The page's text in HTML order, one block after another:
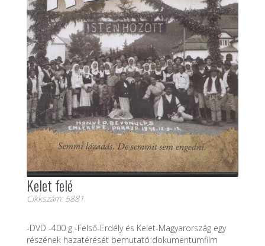
Kelet felé
Cikkszám: 5881
-DVD -400 g -Felső-Erdély és Kelet-Magyarország egy
részének hazatérését bemutató dokumentumfilm